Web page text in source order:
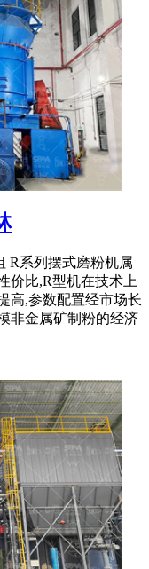
R系列摆式磨粉机属
价比,R型机在技术上
高,参数配置经市场长
非金属矿制粉的经济